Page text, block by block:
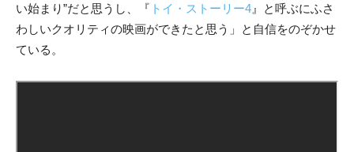
い始まり”だと思うし、『 トイ・ストーリー4 』と呼ぶにふさ
わしいクオリティの映画ができたと思う」と自信をのぞかせ
ている。